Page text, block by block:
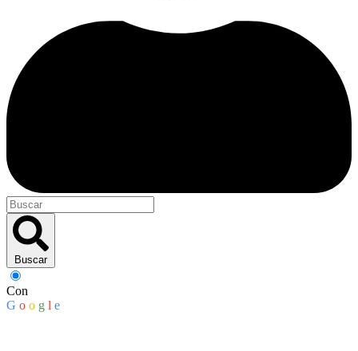
Buscar
Con
G o o g l e